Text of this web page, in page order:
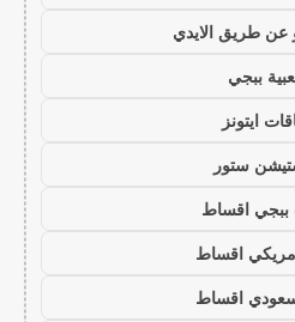
طريق الايدي
ببجي
ايتونز
ستور
اقساط
امريكي اقساط
سعودي اقساط